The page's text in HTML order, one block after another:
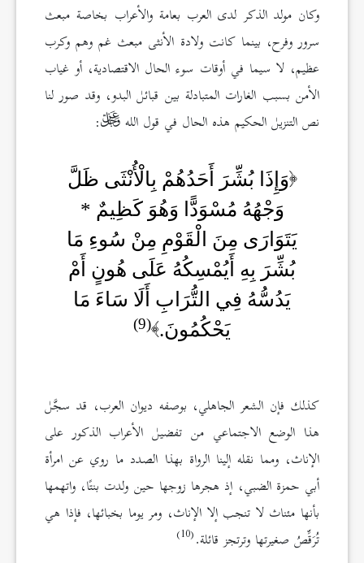
وكان مولد الذكر لدى العرب بعامة والأعراب بخاصة مبعث
سرور وفرح، بينما كانت ولادة الأنثى مبعث غم وهم وكرب
عظيم، لا سيما في أوقات سوء الحال الاقتصادية، أو غياب
الأمن بسبب الغارات المتبادلة بين قبائل البدو، وقد صور لنا
نص التنزيل الحكيم هذه الحال في قول الله
:
وَإِذَا بُشِّرَ أَحَدُهُمْ بِالْأُنْثَى ظَلَّ
وَجْهُهُ مُسْوَدًّا وَهُوَ كَظِيمٌ *
يَتَوَارَى مِنَ الْقَوْمِ مِنْ سُوءِ مَا
بُشِّرَ بِهِ أَيُمْسِكُهُ عَلَى هُونٍ أَمْ
يَدُسُّهُ فِي التُّرَابِ أَلَا سَاءَ مَا
يَحْكُمُونَ. (9)
كذلك فإن الشعر الجاهلي، بوصفه ديوان العرب، قد سجَّل
هذا الوضع الاجتماعي من تفضيل الأعراب الذكور على
الإناث، ومما نقله إلينا الرواة بهذا الصدد ما روي عن امرأة
أبي حمزة الضبي، إذ هجرها زوجها حين ولدت بنتًا، واتهمها
بأنها مئناث لا تنجب إلا الإناث، ومر يوما بخبائها، فإذا هي
تُرَقِّصُ صغيرتها وترتجز قائلة.(10)